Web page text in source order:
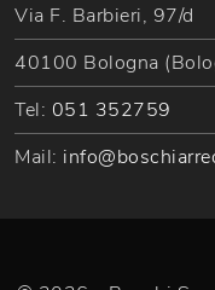
Via F. Barbieri, 97/d
40100 Bologna
Tel: 051 352759
Mail: